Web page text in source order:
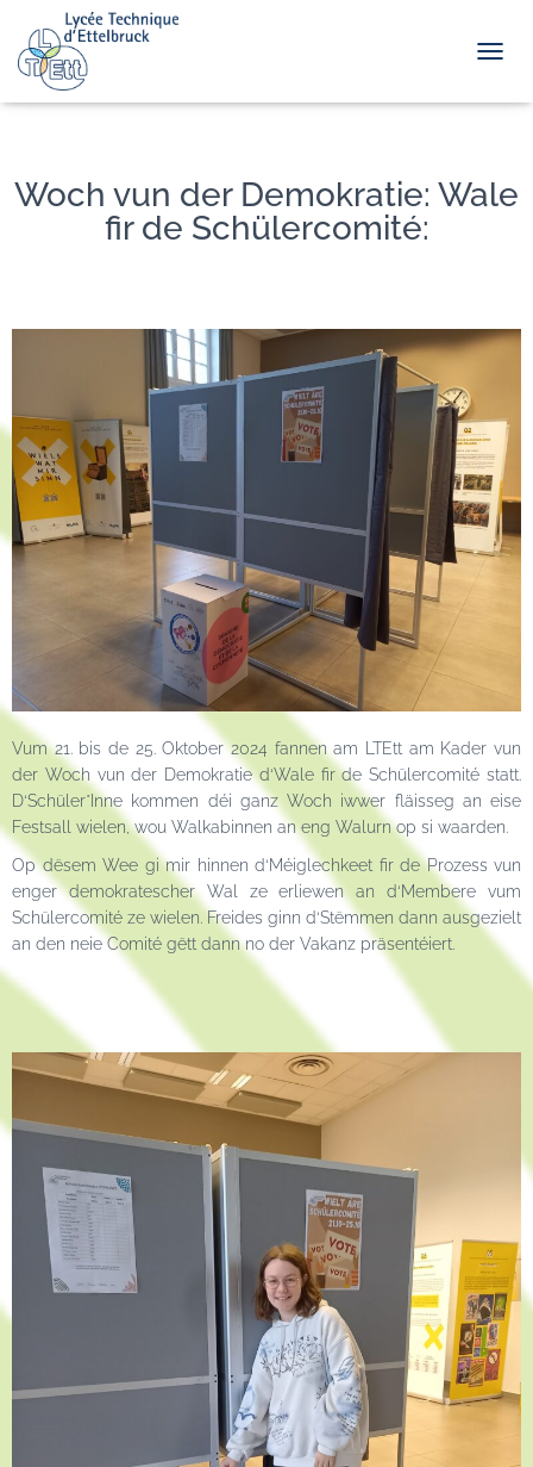
Woch vun der Demokratie: Wale
fir de Schülercomité:
Vum 21. bis de 25. Oktober 2024 fannen am LTEtt am Kader vun
der Woch vun der Demokratie d‘Wale fir de Schülercomité statt.
D‘Schüler*Inne kommen déi ganz Woch iwwer fläisseg an eise
Festsall wielen, wou Walkabinnen an eng Walurn op si waarden.
Op dësem Wee gi mir hinnen d‘Méiglechkeet fir de Prozess vun
enger demokratescher Wal ze erliewen an d‘Membere vum
Schülercomité ze wielen. Freides ginn d‘Stëmmen dann ausgezielt
an den neie Comité gëtt dann no der Vakanz präsentéiert.